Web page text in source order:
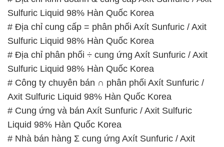
Sulfuric Liquid 98% Hàn Quốc Korea
# Địa chỉ cung cấp = phân phối Axít Sunfuric / Axit
Sulfuric Liquid 98% Hàn Quốc Korea
# Địa chỉ phân phối ÷ cung ứng Axít Sunfuric / Axit
Sulfuric Liquid 98% Hàn Quốc Korea
# Công ty chuyên bán ∩ phân phối Axít Sunfuric /
Axit Sulfuric Liquid 98% Hàn Quốc Korea
# Cung ứng và bán Axít Sunfuric / Axit Sulfuric
Liquid 98% Hàn Quốc Korea
# Nhà bán hàng Σ cung ứng Axít Sunfuric / Axit